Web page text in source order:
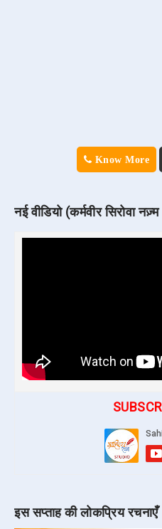
Know More
नई वीडियो (कर्मवीर सिरोवा
इस सप्ताह की लोकप्रिय रचनाएँ